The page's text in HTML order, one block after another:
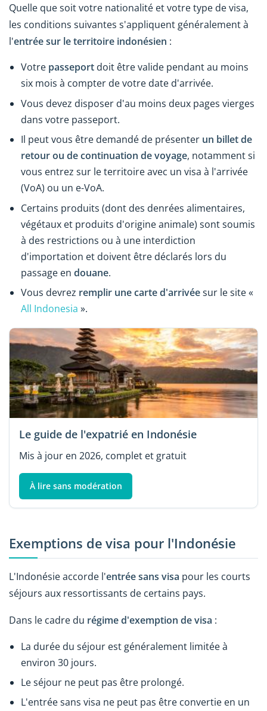
Quelle que soit votre nationalité et votre type de visa,
les conditions suivantes s'appliquent généralement à
l'entrée sur le territoire indonésien :
Votre passeport doit être valide pendant au moins
six mois à compter de votre date d'arrivée.
Vous devez disposer d'au moins deux pages vierges
dans votre passeport.
Il peut vous être demandé de présenter un billet de
retour ou de continuation de voyage, notamment si
vous entrez sur le territoire avec un visa à l'arrivée
(VoA) ou un e-VoA.
Certains produits (dont des denrées alimentaires,
végétaux et produits d'origine animale) sont soumis
à des restrictions ou à une interdiction
d'importation et doivent être déclarés lors du
passage en douane.
Vous devrez remplir une carte d'arrivéesur le site «
All Indonesia ».
Le guide de l'expatrié en Indonésie
Mis à jour en 2026, complet et gratuit
À lire sans modération
Exemptions de visa pour l'Indonésie
L'Indonésie accorde l'entrée sans visa pour les courts
séjours aux ressortissants de certains pays.
Dans le cadre du régime d'exemption de visa :
La durée du séjour est généralement limitée à
environ 30 jours.
Le séjour ne peut pas être prolongé.
L'entrée sans visa ne peut pas être convertie en un